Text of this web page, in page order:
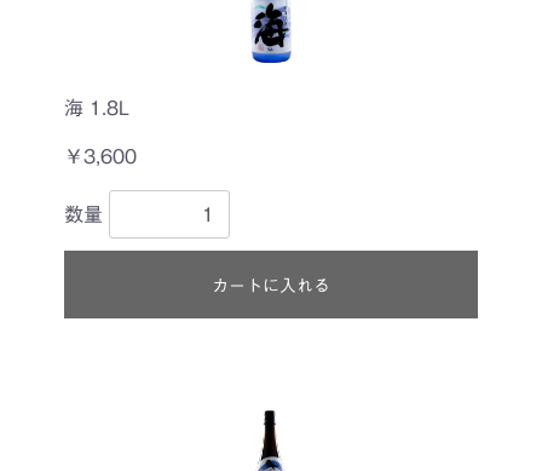
海 1.8L
￥3,600
数量
カートに入れる